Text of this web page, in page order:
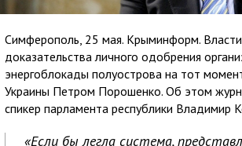
Симферополь, 25 мая. Крыминформ.
доказательства личного одобрения
энергоблокады полуострова на тот
Украины Петром Порошенко. Об этом
спикер парламента республики Владимир
«Если бы легла система,